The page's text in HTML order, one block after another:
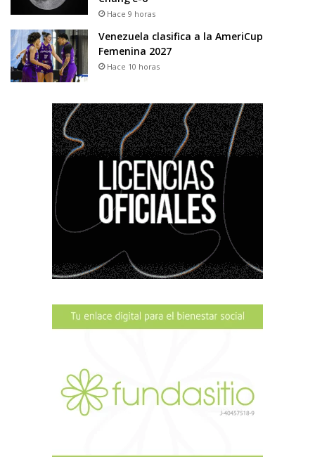
Hace 9 horas
Venezuela clasifica a la AmeriCup
Femenina 2027
Hace 10 horas